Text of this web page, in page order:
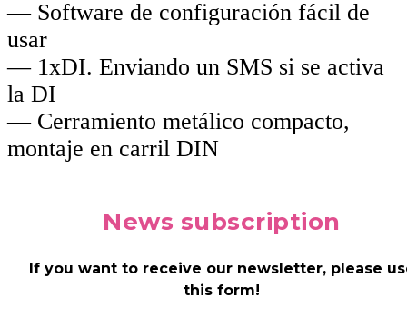
— Software de configuración fácil de
usar
— 1xDI. Enviando un SMS si se activa
la DI
— Cerramiento metálico compacto,
montaje en carril DIN
News subscription
If you want to receive our newsletter, please
this form!